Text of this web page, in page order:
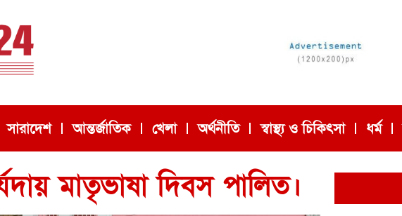
সারাদেশ আন্তর্জাতিক খেলা অর্থনীতি স্বাস্থ্য ও চিকিৎসা ধর্ম
মাতৃভাষা দিবস পালিত।